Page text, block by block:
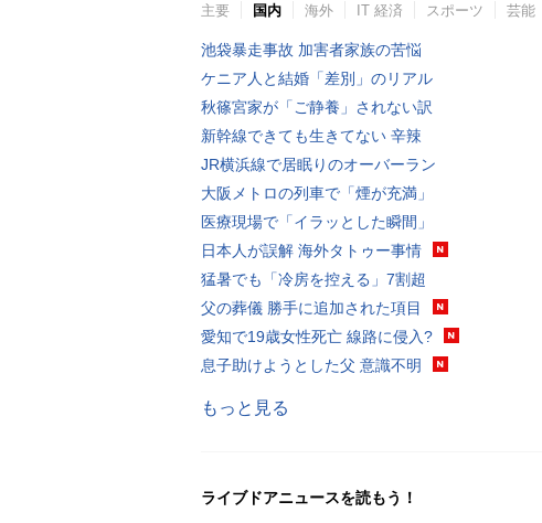
主要 国内 海外 IT 経済 スポーツ 芸能
池袋暴走事故 加害者家族の苦悩
ケニア人と結婚「差別」のリアル
秋篠宮家が「ご静養」されない訳
新幹線できても生きてない 辛辣
JR横浜線で居眠りのオーバーラン
大阪メトロの列車で「煙が充満」
医療現場で「イラッとした瞬間」
日本人が誤解 海外タトゥー事情
猛暑でも「冷房を控える」7割超
父の葬儀 勝手に追加された項目
愛知で19歳女性死亡 線路に侵入?
息子助けようとした父 意識不明
もっと見る
ライブドアニュースを読もう！